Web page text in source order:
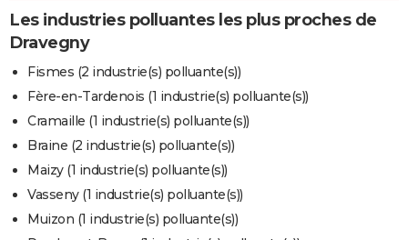
Dictionnaire
Biographies
Citations
Expressions
Proverbes
PROGRAMME TV
COPAINS D'AVANT
Service militaire
Avis de recherche
AVIS DE DÉCÈS
FORUM
Les industries polluantes les plus proches de
Dravegny
Fismes (2 industrie(s) polluante(s))
Fère-en-Tardenois (1 industrie(s) polluante(s))
Cramaille (1 industrie(s) polluante(s))
Braine (2 industrie(s) polluante(s))
Maizy (1 industrie(s) polluante(s))
Vasseny (1 industrie(s) polluante(s))
Muizon (1 industrie(s) polluante(s))